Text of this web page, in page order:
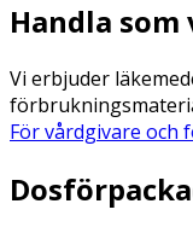
Handla
Vi erbjuder
För vårdgivare och